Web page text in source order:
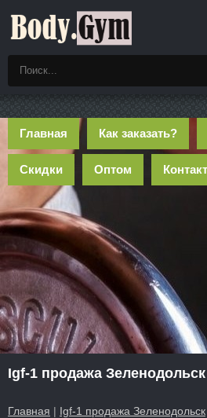
Главная Как заказать?
Скидки Оптом
Igf-1 продажа Зеленодольск
Главная | Igf-1 продажа Зеленодольск